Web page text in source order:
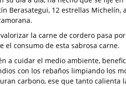
Berasategui, 12 estrellas
la carne de cordero pasa
el consumo de esta sabrosa carne.
a cuidar el medio ambiente,
con los rebaños limpiando los
carbono, ese que tanto calienta